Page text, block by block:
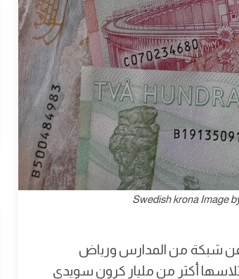
شبكة من المدارس ورياض
أكثر من مليار كرون سويدي